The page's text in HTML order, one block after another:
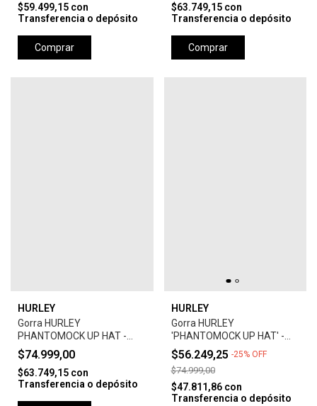
$59.499,15 con
Transferencia o depósito
Comprar
$63.749,15 con
Transferencia o depósito
Comprar
HURLEY
Gorra HURLEY
PHANTOMOCK UP HAT -
GREY
$74.999,00
$63.749,15 con
Transferencia o depósito
HURLEY
Gorra HURLEY
'PHANTOMOCK UP HAT' -
UNIVERSTY RED
$56.249,25 -25% OFF
$74.999,00
$47.811,86 con
Transferencia o depósito